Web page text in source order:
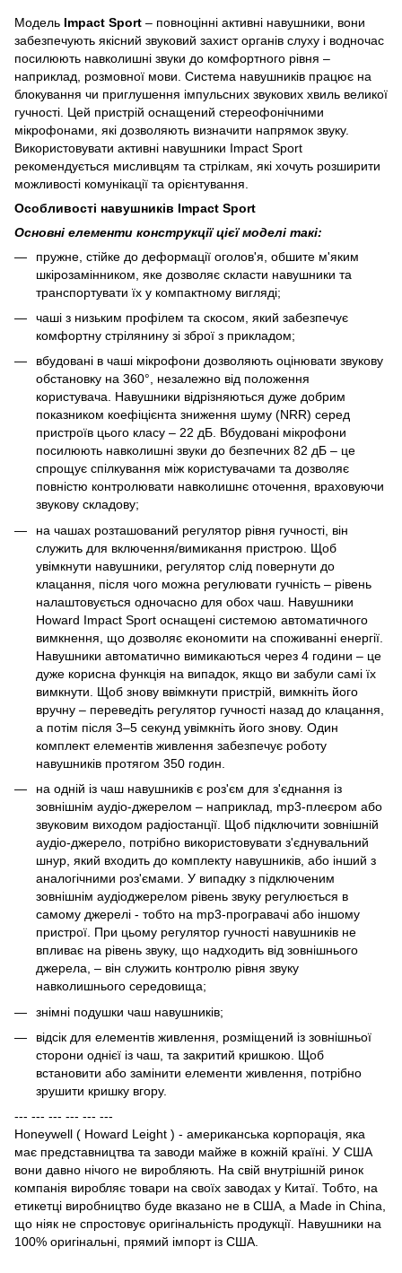
Модель Impact Sport – повноцінні активні навушники, вони
забезпечують якісний звуковий захист органів слуху і водночас
посилюють навколишні звуки до комфортного рівня –
наприклад, розмовної мови. Система навушників працює на
блокування чи приглушення імпульсних звукових хвиль великої
гучності. Цей пристрій оснащений стереофонічними
мікрофонами, які дозволяють визначити напрямок звуку.
Використовувати активні навушники Impact Sport
рекомендується мисливцям та стрілкам, які хочуть розширити
можливості комунікації та орієнтування.
Особливості навушників Impact Sport
Основні елементи конструкції цієї моделі такі:
пружне, стійке до деформації оголов'я, обшите м'яким
шкірозамінником, яке дозволяє скласти навушники та
транспортувати їх у компактному вигляді;
чаші з низьким профілем та скосом, який забезпечує
комфортну стрілянину зі зброї з прикладом;
вбудовані в чаші мікрофони дозволяють оцінювати звукову
обстановку на 360°, незалежно від положення
користувача. Навушники відрізняються дуже добрим
показником коефіцієнта зниження шуму (NRR) серед
пристроїв цього класу – 22 дБ. Вбудовані мікрофони
посилюють навколишні звуки до безпечних 82 дБ – це
спрощує спілкування між користувачами та дозволяє
повністю контролювати навколишнє оточення, враховуючи
звукову складову;
на чашах розташований регулятор рівня гучності, він
служить для включення/вимикання пристрою. Щоб
увімкнути навушники, регулятор слід повернути до
клацання, після чого можна регулювати гучність – рівень
налаштовується одночасно для обох чаш. Навушники
Howard Impact Sport оснащені системою автоматичного
вимкнення, що дозволяє економити на споживанні енергії.
Навушники автоматично вимикаються через 4 години – це
дуже корисна функція на випадок, якщо ви забули самі їх
вимкнути. Щоб знову ввімкнути пристрій, вимкніть його
вручну – переведіть регулятор гучності назад до клацання,
а потім після 3–5 секунд увімкніть його знову. Один
комплект елементів живлення забезпечує роботу
навушників протягом 350 годин.
на одній із чаш навушників є роз'єм для з'єднання із
зовнішнім аудіо-джерелом – наприклад, mp3-плеєром або
звуковим виходом радіостанції. Щоб підключити зовнішній
аудіо-джерело, потрібно використовувати з'єднувальний
шнур, який входить до комплекту навушників, або інший з
аналогічними роз'ємами. У випадку з підключеним
зовнішнім аудіоджерелом рівень звуку регулюється в
самому джерелі - тобто на mp3-програвачі або іншому
пристрої. При цьому регулятор гучності навушників не
впливає на рівень звуку, що надходить від зовнішнього
джерела, – він служить контролю рівня звуку
навколишнього середовища;
знімні подушки чаш навушників;
відсік для елементів живлення, розміщений із зовнішньої
сторони однієї із чаш, та закритий кришкою. Щоб
встановити або замінити елементи живлення, потрібно
зрушити кришку вгору.
--- --- --- --- --- ---
Honeywell ( Howard Leight ) - американська корпорація, яка
має представництва та заводи майже в кожній країні. У США
вони давно нічого не виробляють. На свій внутрішній ринок
компанія виробляє товари на своїх заводах у Китаї. Тобто, на
етикетці виробництво буде вказано не в США, а Made in China,
що ніяк не спростовує оригінальність продукції. Навушники на
100% оригінальні, прямий імпорт із США.